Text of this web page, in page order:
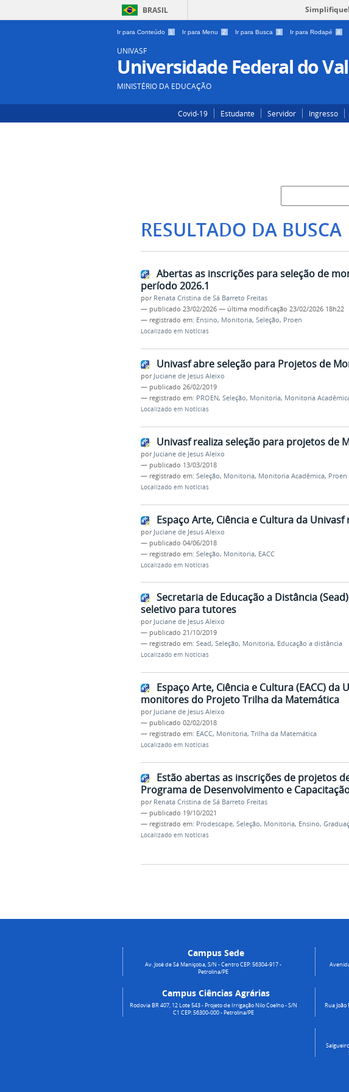
BRASIL Simplifique!
Ir para Conteúdo 1 Ir para Menu 2 Ir para Busca 3 Ir para Rodapé 4
UNIVASF
Universidade Federal do
MINISTÉRIO DA EDUCAÇÃO
Covid-19 Estudante Servidor Ingresso
RESULTADO DA BUSCA
Abertas as inscrições para seleção de
período 2026.1
por Renata Cristina de Sá Barreto Freitas
— publicado 23/02/2026 — última modificação 23/02/2026 18h22
— registrado em: Ensino, Monitoria, Seleção, Proen
Localizado em Notícias
Univasf abre seleção para Projetos de
por Juciane de Jesus Aleixo
— publicado 26/02/2019
— registrado em: PROEN, Seleção, Monitoria, Monitoria
Localizado em Notícias
Univasf realiza seleção para projetos de
por Juciane de Jesus Aleixo
— publicado 13/03/2018
— registrado em: Seleção, Monitoria, Monitoria Acadêmica, Proen
Localizado em Notícias
Espaço Arte, Ciência e Cultura da
por Juciane de Jesus Aleixo
— publicado 04/06/2018
— registrado em: Seleção, Monitoria, EACC
Localizado em Notícias
Secretaria de Educação a Distância
seletivo para tutores
por Juciane de Jesus Aleixo
— publicado 21/10/2019
— registrado em: Sead, Seleção, Monitoria, Educação a distância
Localizado em Notícias
Espaço Arte, Ciência e Cultura (EACC) da
monitores do Projeto Trilha da Matemática
por Juciane de Jesus Aleixo
— publicado 02/02/2018
— registrado em: EACC, Monitoria, Trilha da Matemática
Localizado em Notícias
Estão abertas as inscrições de projetos
Programa de Desenvolvimento e
por Renata Cristina de Sá Barreto Freitas
— publicado 19/10/2021
— registrado em: Prodescape, Seleção, Monitoria, Ensino,
Localizado em Notícias
Campus Sede
Av. José de Sá Maniçoba, S/N - Centro CEP: 56304-917 -
Petrolina/PE
Campus Ciências Agrárias
Rodovia BR 407, 12 Lote 543 - Projeto de Irrigação Nilo Coelho - S/N
C1 CEP: 56300-000 - Petrolina/PE
Rua